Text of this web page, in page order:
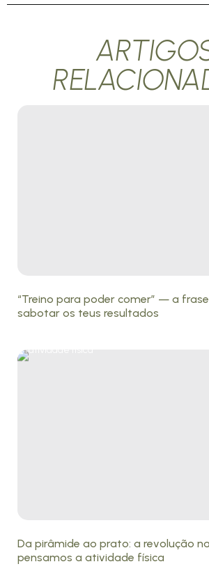
“Treino para poder comer” — a
sabotar os teus resultados
Da pirâmide ao prato: a revolução
pensamos a atividade física